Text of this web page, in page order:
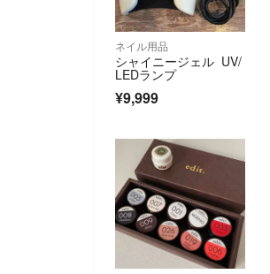
ネイル用品
シャイニージェル UV/
LEDランプ
¥9,999